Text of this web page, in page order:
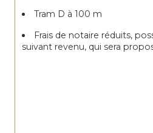
Tram D à 100 m
Frais de notaire réduits,
suivant revenu, qui sera